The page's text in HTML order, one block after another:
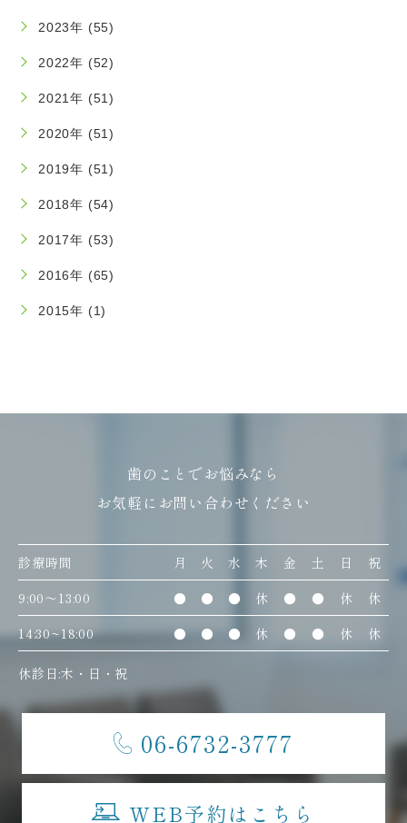
2023年 (55)
2022年 (52)
2021年 (51)
2020年 (51)
2019年 (51)
2018年 (54)
2017年 (53)
2016年 (65)
2015年 (1)
歯のことでお悩みなら
お気軽にお問い合わせください
診療時間 月 火 水 木 金 土 日
祝
9:00〜13:00
● ● ● 休 ● ● 休
休
14:30~18:00
● ● ● 休 ● ● 休 休
休診日:木・日・祝
06-6732-3777
WEB予約はこちら